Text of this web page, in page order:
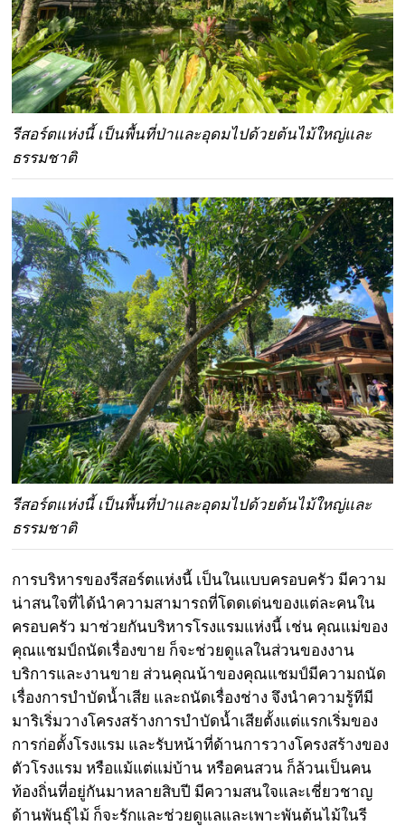
รีสอร์ตแห่งนี้ เป็นพื้นที่ป่าและอุดมไปด้วยต้นไม้ใหญ่และ
ธรรมชาติ
รีสอร์ตแห่งนี้ เป็นพื้นที่ป่าและอุดมไปด้วยต้นไม้ใหญ่และ
ธรรมชาติ
การบริหารของรีสอร์ตแห่งนี้ เป็นในแบบครอบครัว มีความ
น่าสนใจที่ได้นำความสามารถที่โดดเด่นของแต่ละคนใน
ครอบครัว มาช่วยกันบริหารโรงแรมแห่งนี้ เช่น คุณแม่ของ
คุณแชมป์ถนัดเรื่องขาย ก็จะช่วยดูแลในส่วนของงาน
บริการและงานขาย ส่วนคุณน้าของคุณแชมป์มีความถนัด
เรื่องการบำบัดน้ำเสีย และถนัดเรื่องช่าง จึงนำความรู้ทีมี
มาริเริ่มวางโครงสร้างการบำบัดน้ำเสียตั้งแต่แรกเริ่มของ
การก่อตั้งโรงแรม และรับหน้าที่ด้านการวางโครงสร้างของ
ตัวโรงแรม หรือแม้แต่แม่บ้าน หรือคนสวน ก็ล้วนเป็นคน
ท้องถิ่นที่อยู่กันมาหลายสิบปี มีความสนใจและเชี่ยวชาญ
ด้านพันธุ์ไม้ ก็จะรักและช่วยดูแลและเพาะพันต้นไม้ในรี